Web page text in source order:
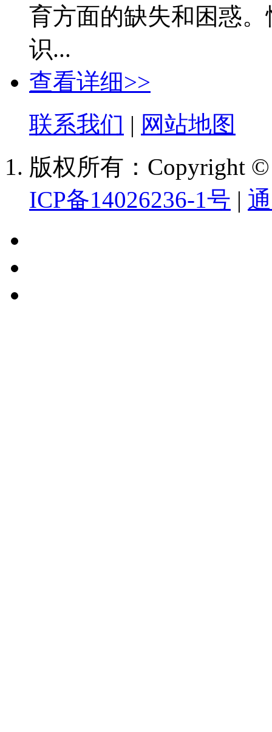
育方面的缺失和困惑
识...
查看详细>>
联系我们 | 网站地图
版权所有：Copyright
ICP备14026236-1号 |